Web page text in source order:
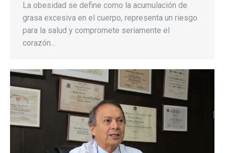
La obesidad se define como la acumulación de
grasa excesiva en el cuerpo, representa un riesgo
para la salud y compromete seriamente el
corazón…